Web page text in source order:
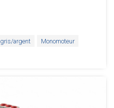
gris/argent
Monomoteur